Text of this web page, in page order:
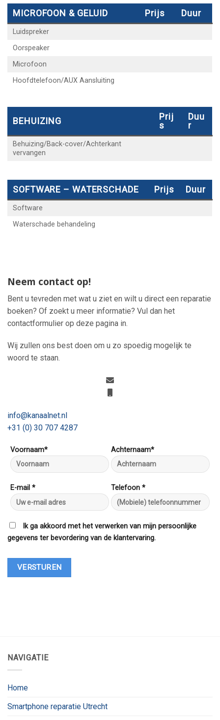
MICROFOON & GELUID Prijs Duur
Luidspreker
Oorspeaker
Microfoon
Hoofdtelefoon/AUX Aansluiting
BEHUIZING
Prij
S
Duu
R
Behuizing/Back-cover/Achterkant
vervangen
SOFTWARE – WATERSCHADE Prijs Duur
Software
Waterschade behandeling
Neem contact op!
Bent u tevreden met wat u ziet en wilt u direct een reparatie
boeken? Of zoekt u meer informatie? Vul dan het
contactformulier op deze pagina in.
Wij zullen ons best doen om u zo spoedig mogelijk te
woord te staan.
info@kanaalnet.nl
+31 (0) 30 707 4287
Voornaam* Achternaam*
E-mail * Telefoon *
Ik ga akkoord met het verwerken van mijn persoonlijke
gegevens ter bevordering van de klantervaring.
NAVIGATIE
Home
Smartphone reparatie Utrecht